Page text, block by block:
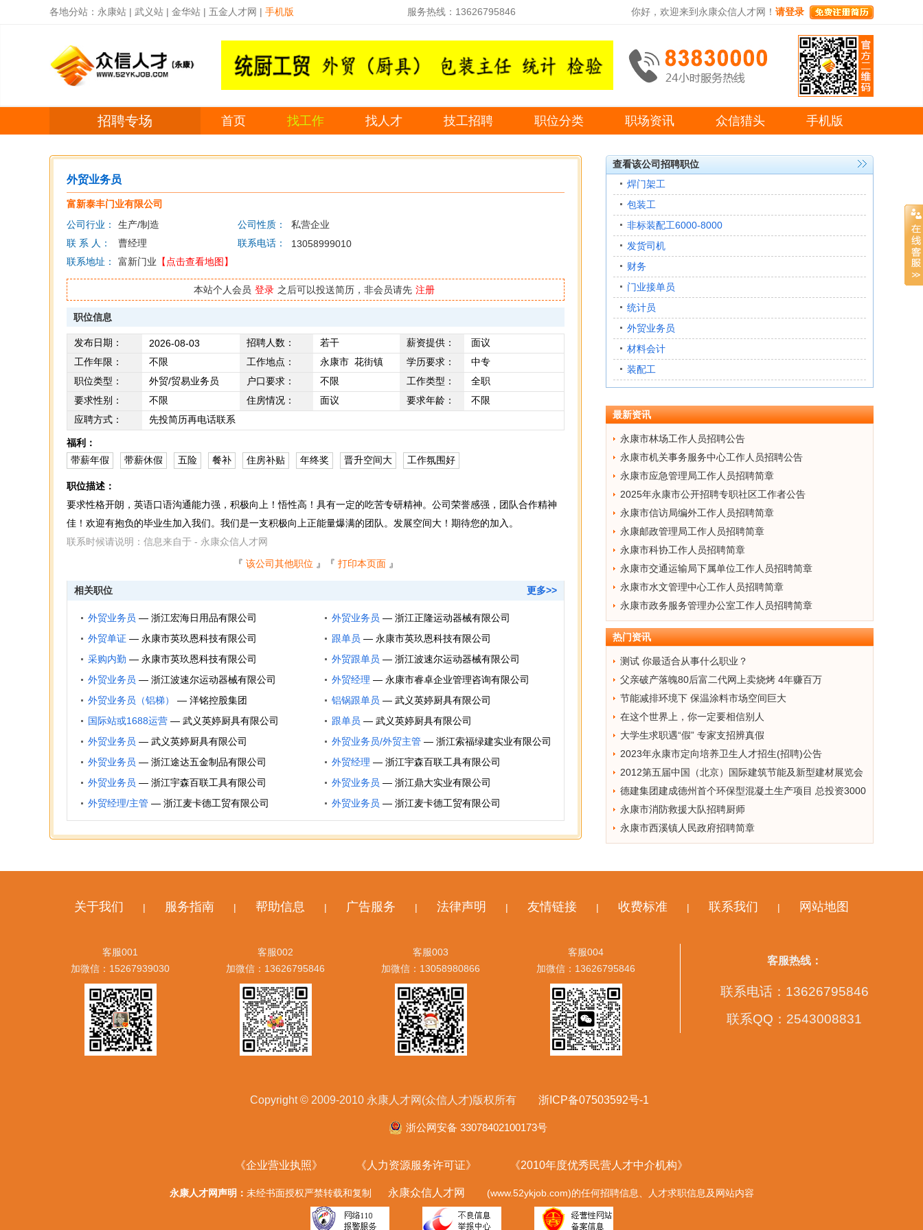
各地分站： 永康站 | 武义站 | 金华站 | 五金人才网 | 手机版 服务热线：13626795846 你好，欢迎来到永康众信人才网！ 请登录
招聘专场 首页 找工作 找人才 技工招聘 职位分类 职场资讯 众信猎头 手机版
外贸业务员
富新泰丰门业有限公司
公司行业：
生产/制造 公司性质：
私营企业
联 系 人：
曹经理 联系电话：
13058999010
联系地址：
富新门业 【点击查看地图】
本站个人会员 登录 之后可以投送简历，非会员请先 注册
职位信息
发布日期： 2026-08-03 招聘人数： 若干 薪资提供：
面议
工作年限：
不限 工作地点： 永康市 花街镇 学历要求：
中专
职位类型：
外贸/贸易业务员 户口要求： 不限 工作类型：
全职
要求性别：
不限 住房情况： 面议 要求年龄：
不限
应聘方式：
先投简历再电话联系
福利：
带薪年假
带薪休假 五险 餐补 住房补贴 年终奖 晋升空间大 工作氛围好
职位描述：
要求性格开朗，英语口语沟通能力强，积极向上！悟性高！具有一定的吃苦专研精神。公司荣誉感强，团队合作精神
佳！欢迎有抱负的毕业生加入我们。我们是一支积极向上正能量爆满的团队。发展空间大！期待您的加入。
联系时候请说明：信息来自于 - 永康众信人才网
『 该公司其他职位 』『 打印本页面』
相关职位 更多>>
外贸业务员 — 浙江宏海日用品有限公司 外贸业务员 — 浙江正隆运动器械有限公司
外贸单证 — 永康市英玖恩科技有限公司 跟单员 — 永康市英玖恩科技有限公司
采购内勤 — 永康市英玖恩科技有限公司 外贸跟单员 — 浙江波速尔运动器械有限公司
外贸业务员 — 浙江波速尔运动器械有限公司 外贸经理 — 永康市睿卓企业管理咨询有限公司
外贸业务员（铝梯）
— 洋铭控股集团 铝锅跟单员 — 武义英婷厨具有限公司
国际站或1688运营 — 武义英婷厨具有限公司 跟单员 — 武义英婷厨具有限公司
外贸业务员 — 武义英婷厨具有限公司 外贸业务员/外贸主管 — 浙江索福绿建实业有限公司
外贸业务员 — 浙江途达五金制品有限公司 外贸经理 — 浙江宇森百联工具有限公司
外贸业务员 — 浙江宇森百联工具有限公司 外贸业务员 — 浙江鼎大实业有限公司
外贸经理/主管 — 浙江麦卡德工贸有限公司 外贸业务员 — 浙江麦卡德工贸有限公司
查看该公司招聘职位
焊门架工
包装工
非标装配工6000-8000
发货司机
财务
门业接单员
统计员
外贸业务员
材料会计
装配工
最新资讯
永康市林场工作人员招聘公告
永康市机关事务服务中心工作人员招聘公告
永康市应急管理局工作人员招聘简章
2025年永康市公开招聘专职社区工作者公告
永康市信访局编外工作人员招聘简章
永康邮政管理局工作人员招聘简章
永康市科协工作人员招聘简章
永康市交通运输局下属单位工作人员招聘简章
永康市水文管理中心工作人员招聘简章
永康市政务服务管理办公室工作人员招聘简章
热门资讯
测试 你最适合从事什么职业？
父亲破产落魄80后富二代网上卖烧烤 4年赚百万
节能减排环境下 保温涂料市场空间巨大
在这个世界上，你一定要相信别人
大学生求职遇“假” 专家支招辨真假
2023年永康市定向培养卫生人才招生(招聘)公告
2012第五届中国（北京）国际建筑节能及新型建材展览会
德建集团建成德州首个环保型混凝土生产项目 总投资3000
万元
永康市消防救援大队招聘厨师
永康市西溪镇人民政府招聘简章
关于我们 | 服务指南 | 帮助信息 | 广告服务 | 法律声明 | 友情链接 | 收费标准 | 联系我们 | 网站地图
客服001
加微信：15267939030
客服002
加微信：13626795846
客服003
加微信：13058980866
客服004
加微信：13626795846
客服热线：
联系电话：13626795846
联系QQ：2543008831
Copyright © 2009-2010 永康人才网(众信人才)版权所有 浙ICP备07503592号-1
浙公网安备 33078402100173号
《企业营业执照》 《人力资源服务许可证》 《2010年度优秀民营人才中介机构》
永康人才网声明： 未经书面授权严禁转载和复制 永康众信人才网 (www.52ykjob.com)的任何招聘信息、人才求职信息及网站内容